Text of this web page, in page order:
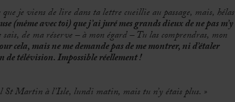
je viens de lire dans ta lettre cueillie au passage, mais, hélas
(même avec toi) que j’ai juré mes grands dieux de ne pas m’y
de ma réserve – à mon égard – Tu las comprendras, mon
cela, mais ne me demande pas de me montrer, ni d’étaler
télévision. Impossible réellement !
St Martin à l’Isle, lundi matin, mais tu n’y étais plus. »